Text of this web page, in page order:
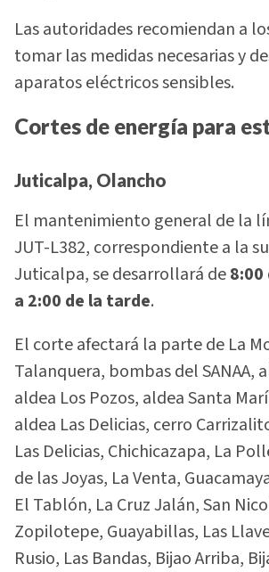
Las autoridades recomiendan a
tomar las medidas necesarias y
aparatos eléctricos sensibles.
Cortes de energía para
Juticalpa, Olancho
El mantenimiento general de la
JUT-L382, correspondiente a la
Juticalpa, se desarrollará de8:00
a 2:00 de la tarde.
El corte afectará la parte de La
Talanquera, bombas del SANAA,
aldea Los Pozos, aldea Santa
aldea Las Delicias, cerro
Las Delicias, Chichicazapa, La
de las Joyas, La Venta,
El Tablón, La Cruz Jalán, San
Zopilotepe, Guayabillas, Las
Rusio, Las Bandas, Bijao Arriba,